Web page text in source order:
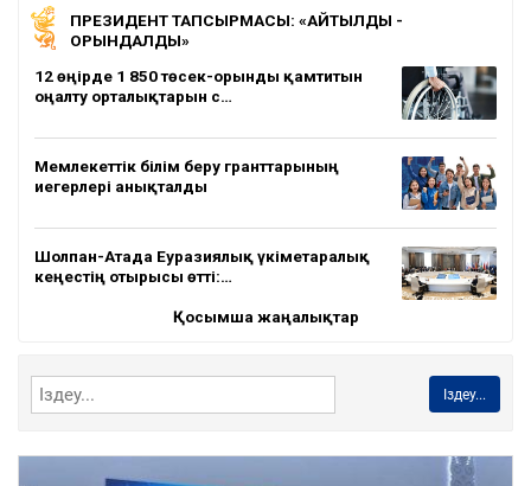
ПРЕЗИДЕНТ ТАПСЫРМАСЫ: «АЙТЫЛДЫ -
ОРЫНДАЛДЫ»
12 өңірде 1 850 төсек-орынды қамтитын
оңалту орталықтарын с…
Мемлекеттік білім беру гранттарының
иегерлері анықталды
Шолпан-Атада Еуразиялық үкіметаралық
кеңестің отырысы өтті:…
Қосымша жаңалықтар
Іздеу...